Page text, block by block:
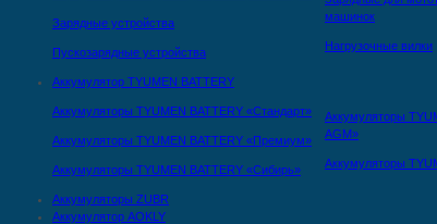
Зарядные устройства
Пускозарядные устройства
машинок
Нагрузочные вилки
Аккумулятор TYUMEN BATTERY
Аккумуляторы TYUMEN BATTERY «Стандарт»
Аккумуляторы TYUMEN BATTERY «Премиум»
Аккумуляторы TYUMEN BATTERY «Сибирь»
Аккумуляторы
AGM»
Аккумуляторы
Аккумуляторы ZUBR
Аккумулятор AOKLY